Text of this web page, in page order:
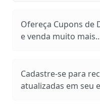
Ofereça Cupons de
e venda muito
Cadastre-se para
atualizadas em seu